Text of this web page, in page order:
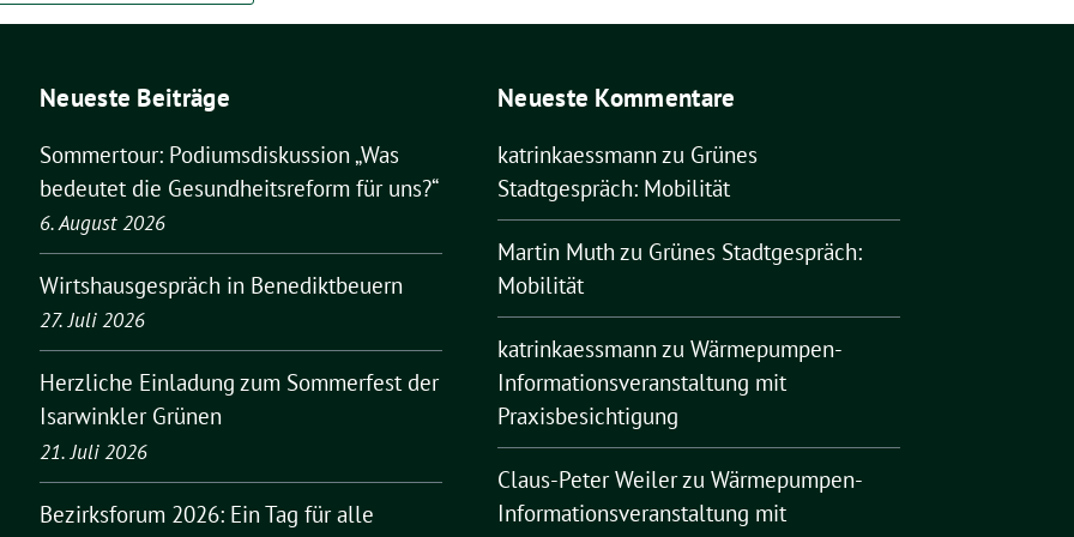
Neueste Beiträge
Sommertour: Podiumsdiskussion „Was
bedeutet die Gesundheitsreform für uns?“
6. August 2026
Wirtshausgespräch in Benediktbeuern
27. Juli 2026
Herzliche Einladung zum Sommerfest der
Isarwinkler Grünen
21. Juli 2026
Bezirksforum 2026: Ein Tag für alle
Neueste Kommentare
katrinkaessmann zu Grünes
Stadtgespräch: Mobilität
Martin Muth zu Grünes Stadtgespräch:
Mobilität
katrinkaessmann zu Wärmepumpen-
Informationsveranstaltung mit
Praxisbesichtigung
Claus-Peter Weilerzu Wärmepumpen-
Informationsveranstaltung mit